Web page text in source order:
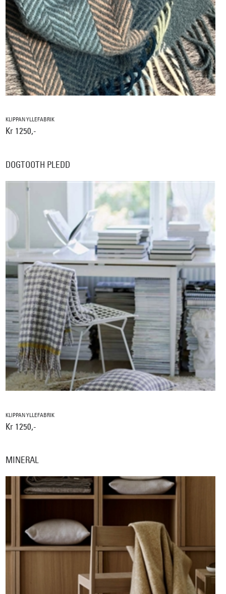
KLIPPAN YLLEFABRIK
Kr 1250,-
DOGTOOTH PLEDD
KLIPPAN YLLEFABRIK
Kr 1250,-
MINERAL